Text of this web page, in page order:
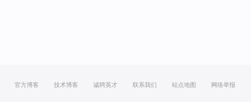
官方博客 技术博客 诚聘英才 联系我们 站点地图 网络举报